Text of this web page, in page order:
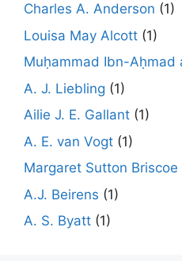
Charles A. Anderson (1)
Louisa May Alcott (1)
Muḥammad Ibn-Aḥmad
A. J. Liebling (1)
Ailie J. E. Gallant (1)
A. E. van Vogt (1)
Margaret Sutton Briscoe
A.J. Beirens (1)
A. S. Byatt (1)